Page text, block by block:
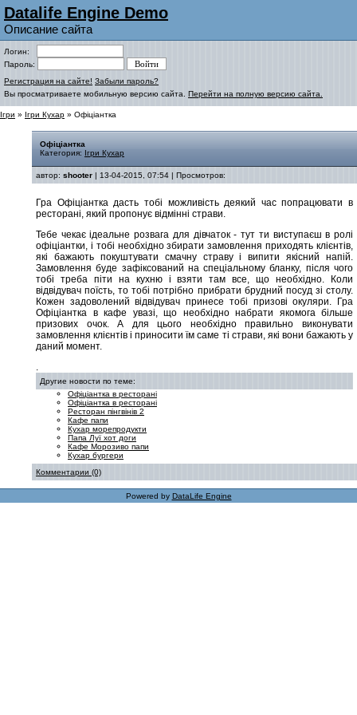
Datalife Engine Demo
Описание сайта
Логин:
Пароль:
Регистрация на сайте! Забыли пароль?
Вы просматриваете мобильную версию сайта. Перейти на полную версию сайта.
Ігри » Ігри Кухар » Офіціантка
Офіціантка
Категория: Ігри Кухар
автор: shooter | 13-04-2015, 07:54 | Просмотров:
Гра Офіціантка дасть тобі можливість деякий час попрацювати в
ресторані, який пропонує відмінні страви.
Тебе чекає ідеальне розвага для дівчаток - тут ти виступаєш в ролі
офіціантки, і тобі необхідно збирати замовлення приходять клієнтів,
які бажають покуштувати смачну страву і випити якісний напій.
Замовлення буде зафіксований на спеціальному бланку, після чого
тобі треба піти на кухню і взяти там все, що необхідно. Коли
відвідувач поїсть, то тобі потрібно прибрати брудний посуд зі столу.
Кожен задоволений відвідувач принесе тобі призові окуляри. Гра
Офіціантка в кафе увазі, що необхідно набрати якомога більше
призових очок. А для цього необхідно правильно виконувати
замовлення клієнтів і приносити їм саме ті страви, які вони бажають у
даний момент.
.
Другие новости по теме:
Офіціантка в ресторані
Офіціантка в ресторані
Ресторан пінгвінів 2
Кафе папи
Кухар морепродукти
Папа Луї хот доги
Кафе Морозиво папи
Кухар бургери
Комментарии (0)
Powered by DataLife Engine